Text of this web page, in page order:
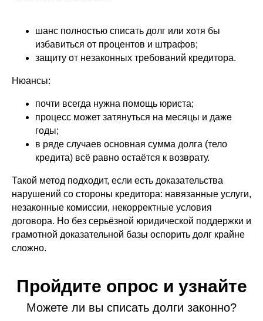
шанс полностью списать долг или хотя бы
избавиться от процентов и штрафов;
защиту от незаконных требований кредитора.
Нюансы:
почти всегда нужна помощь юриста;
процесс может затянуться на месяцы и даже
годы;
в ряде случаев основная сумма долга (тело
кредита) всё равно остаётся к возврату.
Такой метод подходит, если есть доказательства
нарушений со стороны кредитора: навязанные услуги,
незаконные комиссии, некорректные условия
договора. Но без серьёзной юридической поддержки и
грамотной доказательной базы оспорить долг крайне
сложно.
Пройдите опрос и узнайте
Можете ли вы списать долги законно?